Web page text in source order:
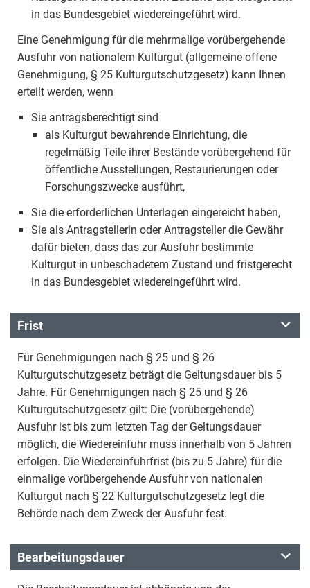
in das Bundesgebiet wiedereingeführt wird.
Eine Genehmigung für die mehrmalige vorübergehende
Ausfuhr von nationalem Kulturgut (allgemeine offene
Genehmigung, § 25 Kulturgutschutzgesetz) kann Ihnen
erteilt werden, wenn
Sie antragsberechtigt sind
als Kulturgut bewahrende Einrichtung, die
regelmäßig Teile ihrer Bestände vorübergehend für
öffentliche Ausstellungen, Restaurierungen oder
Forschungszwecke ausführt,
Sie die erforderlichen Unterlagen eingereicht haben,
Sie als Antragstellerin oder Antragsteller die Gewähr
dafür bieten, dass das zur Ausfuhr bestimmte
Kulturgut in unbeschadetem Zustand und fristgerecht
in das Bundesgebiet wiedereingeführt wird.
Frist
Für Genehmigungen nach § 25 und § 26
Kulturgutschutzgesetz beträgt die Geltungsdauer bis 5
Jahre. Für Genehmigungen nach § 25 und § 26
Kulturgutschutzgesetz gilt: Die (vorübergehende)
Ausfuhr ist bis zum letzten Tag der Geltungsdauer
möglich, die Wiedereinfuhr muss innerhalb von 5 Jahren
erfolgen. Die Wiedereinfuhrfrist (bis zu 5 Jahre) für die
einmalige vorübergehende Ausfuhr von nationalen
Kulturgut nach § 22 Kulturgutschutzgesetz legt die
Behörde nach dem Zweck der Ausfuhr fest.
Bearbeitungsdauer